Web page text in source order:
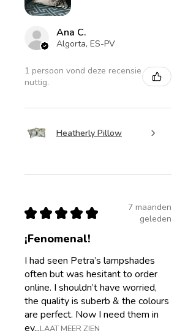
Ana C.
Algorta, ES-PV
1 persoon vond deze recensie
nuttig.
Heatherly Pillow
★ ★ ★ ★ ★
7 maanden
geleden
¡Fenomenal!
I had seen Petra’s lampshades
often but was hesitant to order
online. I shouldn’t have worried,
the quality is suberb & the colours
are perfect. Now I need them in
ev...LAAT MEER ZIEN